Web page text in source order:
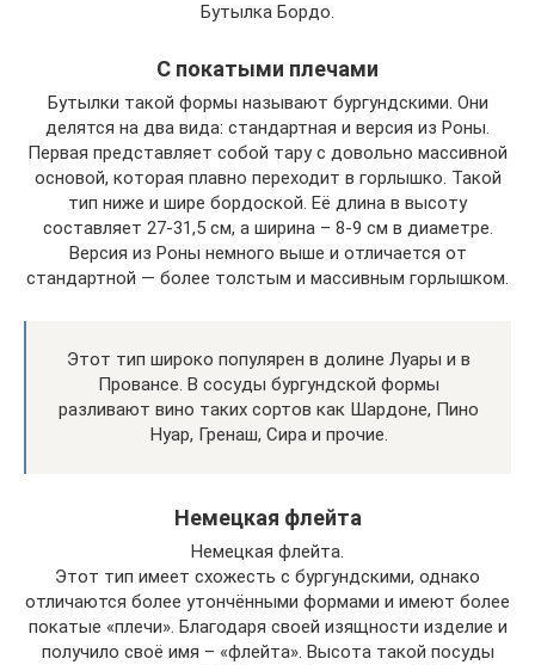
Бутылка Бордо.
С покатыми плечами
Бутылки такой формы называют бургундскими. Они
делятся на два вида: стандартная и версия из Роны.
Первая представляет собой тару с довольно массивной
основой, которая плавно переходит в горлышко. Такой
тип ниже и шире бордоской. Её длина в высоту
составляет 27-31,5 см, а ширина – 8-9 см в диаметре.
Версия из Роны немного выше и отличается от
стандартной — более толстым и массивным горлышком.
Этот тип широко популярен в долине Луары и в
Провансе. В сосуды бургундской формы
разливают вино таких сортов как Шардоне, Пино
Нуар, Гренаш, Сира и прочие.
Немецкая флейта
Немецкая флейта.
Этот тип имеет схожесть с бургундскими, однако
отличаются более утончёнными формами и имеют более
покатые «плечи». Благодаря своей изящности изделие и
получило своё имя – «флейта». Высота такой посуды